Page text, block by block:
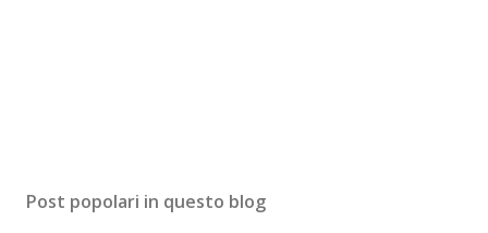
Post popolari in questo blog